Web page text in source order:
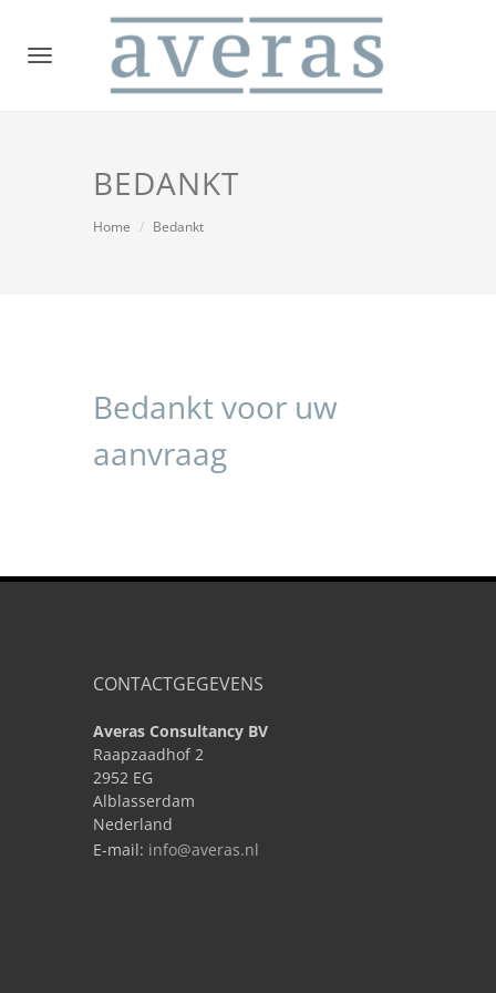
Toggle
navigation
BEDANKT
Home Bedankt
Bedankt voor uw
aanvraag
CONTACTGEGEVENS
Averas Consultancy BV
Raapzaadhof 2
2952 EG
Alblasserdam
Nederland
E-mail: info@averas.nl